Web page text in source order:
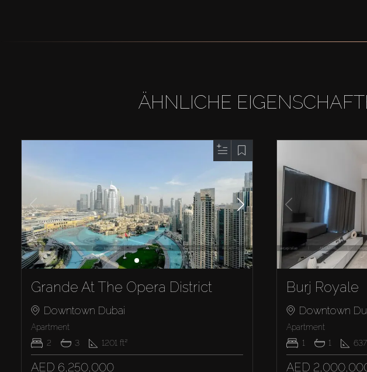
ÄHNLICHE
Grande At The Opera District
Downtown Dubai
Apartment
2
3 1201 ft²
AED 6,250,000
Burj Royale
Downtown
Apartment
1
1
AED